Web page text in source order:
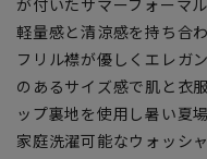
軽量感と清涼感を持ち合
フリル襟が優しくエレガ
のあるサイズ感で肌と衣
ップ裏地を使用し暑い夏
家庭洗濯可能なウォッシ